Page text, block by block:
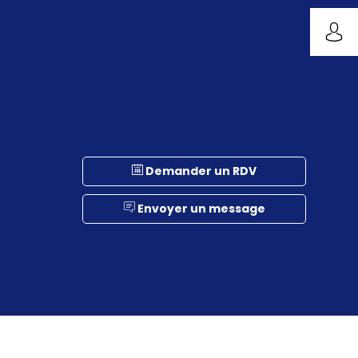
Demander un RDV
Envoyer un message